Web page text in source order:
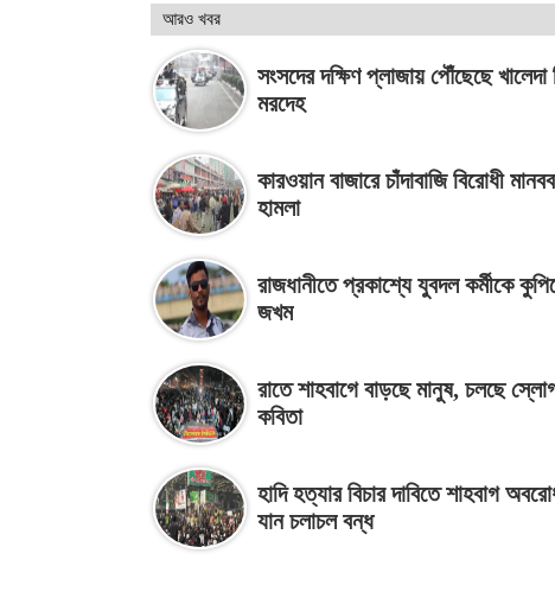
আরও খবর
সংসদের দক্ষিণ প্লাজায় পৌঁছেছে খালেদা
মরদেহ
কারওয়ান বাজারে চাঁদাবাজি বিরোধী
হামলা
রাজধানীতে প্রকাশ্যে যুবদল কর্মীকে
জখম
রাতে শাহবাগে বাড়ছে মানুষ, চলছে
কবিতা
হাদি হত্যার বিচার দাবিতে শাহবাগ
যান চলাচল বন্ধ